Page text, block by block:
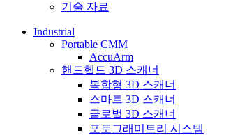
기술 자료
Industrial
Portable CMM
AccuArm
핸드헬드 3D 스캐너
복합형 3D 스캐너
스마트 3D 스캐너
글로벌 3D 스캐너
포토그래미트리 시스템